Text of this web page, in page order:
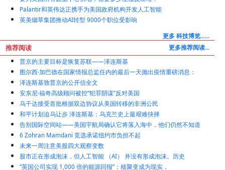
要为美国所有数据中心供电，需要多少座核反应堆？
Palantir和英伟达正携手为美国政府机构开发人工智能
更多 科技博览......
推荐阅读
更多推荐阅读...
普京的主要目标是恢复苏联——泽连斯基
图尔西·加巴德在国家情报总监任内的最后一天抛出疫情重磅消息：
泽连斯基致普京的公开信全文
安东尼·福奇高级顾问被控“犯罪阴谋”反对美国
乌干达接受首批根据双边协议从美国转移的非洲公民
和平计划迫乌让步 泽连斯基：乌克兰史上最艰难抉择
告别国际空间站——美国宇航局确认它将落入海中，他们仍然不知道
6 Zohran Mamdani 竞选承诺纽约市负担不起
未来一周注意美股四大观察变数
股市正在形成泡沫，但人工智能 （AI） 并没有形成泡沫。历史